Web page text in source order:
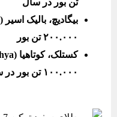
تن بور در سال
۲۰۰.۰۰۰ تن بور
۱۰۰.۰۰۰ تن بور در سال